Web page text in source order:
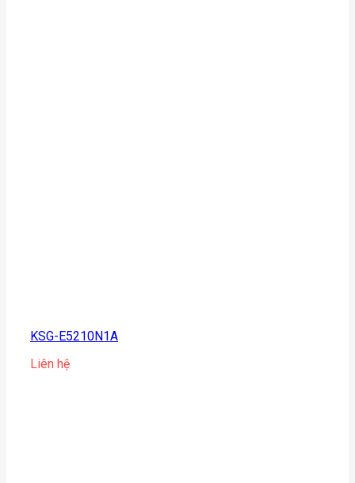
KSG-E5210N1A
Liên hệ